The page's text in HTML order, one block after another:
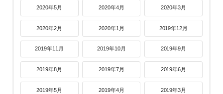
2020年5月 2020年4月 2020年3月
2020年2月 2020年1月 2019年12月
2019年11月 2019年10月 2019年9月
2019年8月 2019年7月 2019年6月
2019年5月 2019年4月 2019年3月